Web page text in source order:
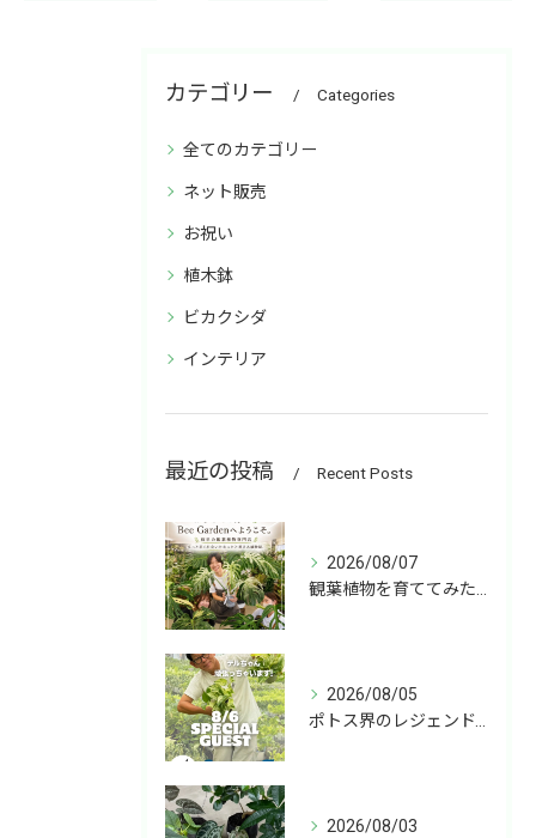
カテゴリー Categories
全てのカテゴリー
ネット販売
お祝い
植木鉢
ビカクシダ
インテリア
最近の投稿 Recent Posts
2026/08/07
観葉植物を育ててみたいけど、何を選べばいいか分からない」
2026/08/05
ポトス界のレジェンド、COME BACK!!!
2026/08/03